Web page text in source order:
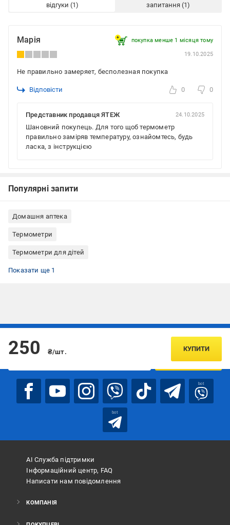
відгуки запитання
Марія покупка менше 1 місяця томy
19.10.2025
Не правильно замеряет, бесполезная покупка
Відповісти 0 0
Представник продавця ЯТЕЖ 24.10.2025
Шановний покупець. Для того щоб термометр
правильно заміряв температуру, ознайомтесь, будь
ласка, з інструкцією
Популярні запити
Домашня аптека
Термометри
Термометри для дітей
Безконтактні медичні термометри
Показати ще 1
250 ₴/шт. КУПИТИ
Підписуйтесь, щоб дізнаватись першим про акції та пропозиції
ПІДПИСАТИСЯ
bot
bot
АІ Служба підтримки
Інформаційний центр, FAQ
Написати нам повідомлення
КОМПАНІЯ